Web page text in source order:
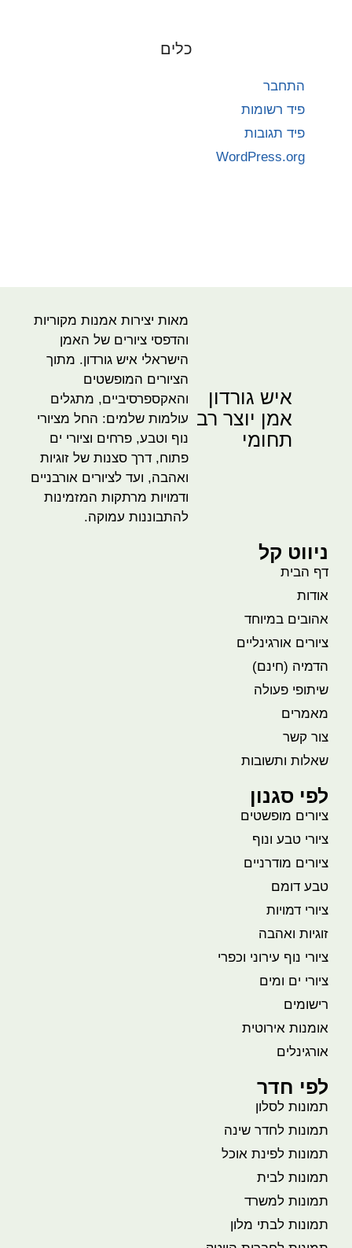
כלים
התחבר
פיד רשומות
פיד תגובות
WordPress.org
איש גורדון
אמן יוצר רב
תחומי
מאות יצירות אמנות מקוריות
והדפסי ציורים של האמן
הישראלי איש גורדון. מתוך
הציורים המופשטים
והאקספרסיביים, מתגלים
עולמות שלמים: החל מציורי
נוף וטבע, פרחים וציורי ים
פתוח, דרך סצנות של זוגיות
ואהבה, ועד לציורים אורבניים
ודמויות מרתקות המזמינות
להתבוננות עמוקה.
ניווט קל
דף הבית
אודות
אהובים במיוחד
ציורים אורגינליים
הדמיה (חינם)
שיתופי פעולה
מאמרים
צור קשר
שאלות ותשובות
לפי סגנון
ציורים מופשטים
ציורי טבע ונוף
ציורים מודרניים
טבע דומם
ציורי דמויות
זוגיות ואהבה
ציורי נוף עירוני וכפרי
ציורי ים ומים
רישומים
אומנות אירוטית
אורגינלים
לפי חדר
תמונות לסלון
תמונות לחדר שינה
תמונות לפינת אוכל
תמונות לבית
תמונות למשרד
תמונות לבתי מלון